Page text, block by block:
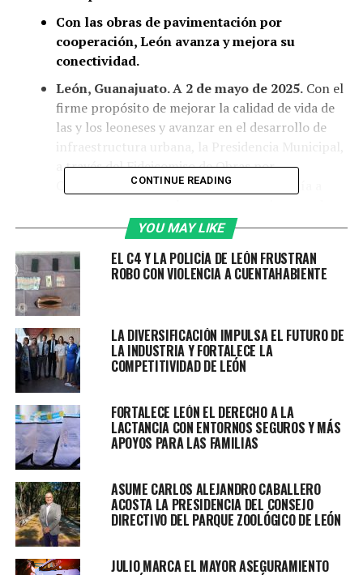
Con las obras de pavimentación por
cooperación, León avanza y mejora su
conectividad.
León, Guanajuato. A 2 de mayo de 2025.Con el
firme propósito de mejorar la calidad de vida de
las y los leoneses y avanzar en el desarrollo de
infraestructura urbana, la Presidencia Municipal,
a través del Fideicomiso de Obras por
Cooperación (FIDOC), invita a la ciudadanía a
pavimentación por cooperación que están
disponibles para las colonias del municipio.
Las obras de pavimentación permiten mejorar la calidad
de vida de las personas en las colonias, pues además de
transformar la infraestructura urbana bajo las
condiciones necesarias de accesibilidad, seguridad,
sustentabilidad e inclusión social, se reducen los
factores de riesgo en la zona.
Es importante señalar que, para solicitar este
servicio al FIDOC, la calle a pavimentar debe contar
con una serie de requisitos, tales como estar
consolidada en una colonia regular dentro de la
zona urbana del municipio, medir igual o menos a
13 metros de sección, conectar con pavimento en
alguno de sus lados y contar con servicios básicos
CONTINUE READING
YOU MAY LIKE
EL C4 Y LA POLICÍA DE LEÓN FRUSTRAN
ROBO CON VIOLENCIA A CUENTAHABIENTE
LA DIVERSIFICACIÓN IMPULSA EL FUTURO DE
LA INDUSTRIA Y FORTALECE LA
COMPETITIVIDAD DE LEÓN
FORTALECE LEÓN EL DERECHO A LA
LACTANCIA CON ENTORNOS SEGUROS Y MÁS
APOYOS PARA LAS FAMILIAS
ASUME CARLOS ALEJANDRO CABALLERO
ACOSTA LA PRESIDENCIA DEL CONSEJO
DIRECTIVO DEL PARQUE ZOOLÓGICO DE LEÓN
JULIO MARCA EL MAYOR ASEGURAMIENTO